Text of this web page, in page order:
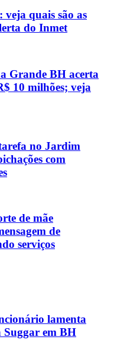
quais são as
do Inmet
Grande BH acerta
10 milhões; veja
no Jardim
com
de mãe
de
serviços
lamenta
Suggar em BH